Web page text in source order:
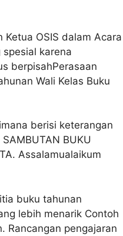
OSIS dalam Acara
karena
berpisahPerasaan
Wali Kelas Buku
berisi keterangan
BUKU
Assalamualaikum
buku tahunan
lebih menarik Contoh
Rancangan pengajaran